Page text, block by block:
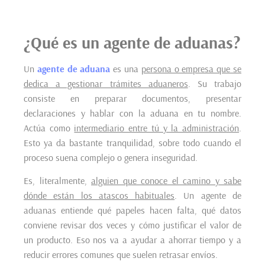
¿Qué es un agente de aduanas?
Un agente de aduanaes una persona o empresa que se
dedica a gestionar trámites aduaneros. Su trabajo
consiste en preparar documentos, presentar
declaraciones y hablar con la aduana en tu nombre.
Actúa como intermediario entre tú y la administración.
Esto ya da bastante tranquilidad, sobre todo cuando el
proceso suena complejo o genera inseguridad.
Es, literalmente, alguien que conoce el camino y sabe
dónde están los atascos habituales. Un agente de
aduanas entiende qué papeles hacen falta, qué datos
conviene revisar dos veces y cómo justificar el valor de
un producto. Eso nos va a ayudar a ahorrar tiempo y a
reducir errores comunes que suelen retrasar envíos.